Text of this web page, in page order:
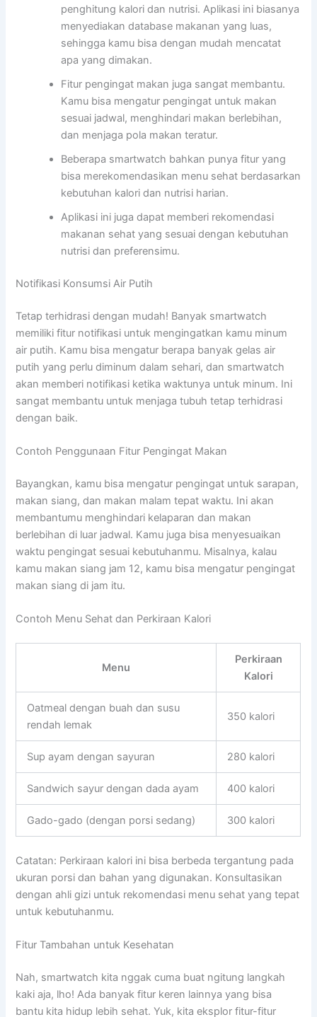
penghitung kalori dan nutrisi. Aplikasi ini biasanya
menyediakan database makanan yang luas,
sehingga kamu bisa dengan mudah mencatat
apa yang dimakan.
Fitur pengingat makan juga sangat membantu.
Kamu bisa mengatur pengingat untuk makan
sesuai jadwal, menghindari makan berlebihan,
dan menjaga pola makan teratur.
Beberapa smartwatch bahkan punya fitur yang
bisa merekomendasikan menu sehat berdasarkan
kebutuhan kalori dan nutrisi harian.
Aplikasi ini juga dapat memberi rekomendasi
makanan sehat yang sesuai dengan kebutuhan
nutrisi dan preferensimu.
Notifikasi Konsumsi Air Putih
Tetap terhidrasi dengan mudah! Banyak smartwatch
memiliki fitur notifikasi untuk mengingatkan kamu minum
air putih. Kamu bisa mengatur berapa banyak gelas air
putih yang perlu diminum dalam sehari, dan smartwatch
akan memberi notifikasi ketika waktunya untuk minum. Ini
sangat membantu untuk menjaga tubuh tetap terhidrasi
dengan baik.
Contoh Penggunaan Fitur Pengingat Makan
Bayangkan, kamu bisa mengatur pengingat untuk sarapan,
makan siang, dan makan malam tepat waktu. Ini akan
membantumu menghindari kelaparan dan makan
berlebihan di luar jadwal. Kamu juga bisa menyesuaikan
waktu pengingat sesuai kebutuhanmu. Misalnya, kalau
kamu makan siang jam 12, kamu bisa mengatur pengingat
makan siang di jam itu.
Contoh Menu Sehat dan Perkiraan Kalori
Menu
Perkiraan
Kalori
Oatmeal dengan buah dan susu
rendah lemak
350 kalori
Sup ayam dengan sayuran 280 kalori
Sandwich sayur dengan dada ayam 400 kalori
Gado-gado (dengan porsi sedang) 300 kalori
Catatan: Perkiraan kalori ini bisa berbeda tergantung pada
ukuran porsi dan bahan yang digunakan. Konsultasikan
dengan ahli gizi untuk rekomendasi menu sehat yang tepat
untuk kebutuhanmu.
Fitur Tambahan untuk Kesehatan
Nah, smartwatch kita nggak cuma buat ngitung langkah
kaki aja, lho! Ada banyak fitur keren lainnya yang bisa
bantu kita hidup lebih sehat. Yuk, kita eksplor fitur-fitur